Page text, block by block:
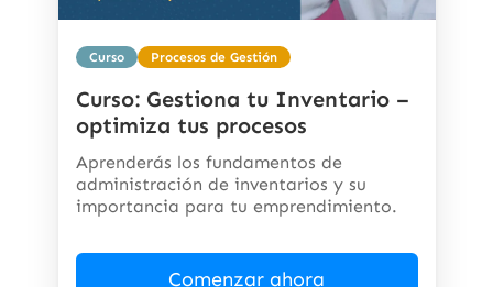
Curso Procesos de Gestión
Curso: Gestiona tu Inventario –
optimiza tus procesos
Aprenderás los fundamentos de
administración de inventarios y su
importancia para tu emprendimiento.
Comenzar ahora